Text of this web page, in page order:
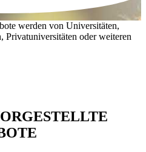
werden von Universitäten,
Privatuniversitäten oder weiteren